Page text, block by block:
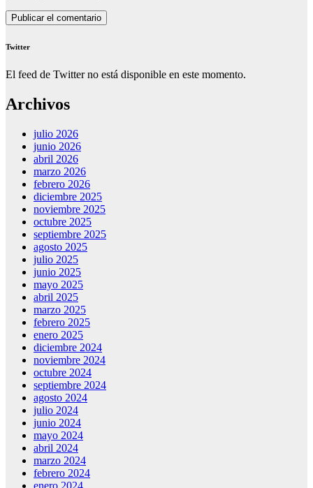
Twitter
El feed de Twitter no está disponible en este momento.
Archivos
julio 2026
junio 2026
abril 2026
marzo 2026
febrero 2026
diciembre 2025
noviembre 2025
octubre 2025
septiembre 2025
agosto 2025
julio 2025
junio 2025
mayo 2025
abril 2025
marzo 2025
febrero 2025
enero 2025
diciembre 2024
noviembre 2024
octubre 2024
septiembre 2024
agosto 2024
julio 2024
junio 2024
mayo 2024
abril 2024
marzo 2024
febrero 2024
enero 2024